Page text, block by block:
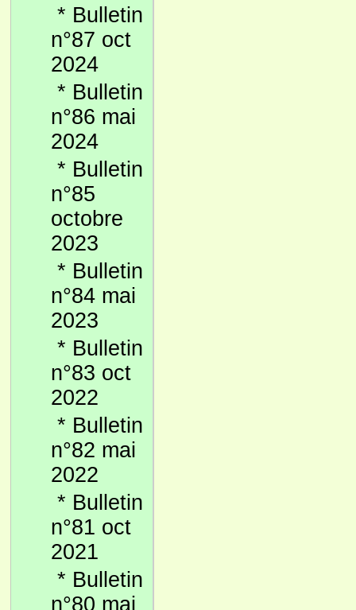
* Bulletin
n°87 oct
2024
* Bulletin
n°86 mai
2024
* Bulletin
n°85
octobre
2023
* Bulletin
n°84 mai
2023
* Bulletin
n°83 oct
2022
* Bulletin
n°82 mai
2022
* Bulletin
n°81 oct
2021
* Bulletin
n°80 mai